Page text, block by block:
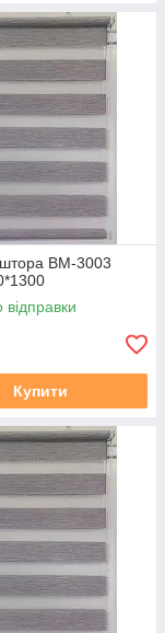
ВМ-3003
відправки
Купити